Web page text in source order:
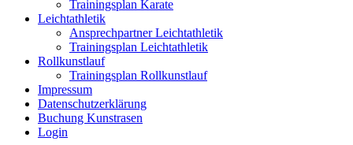
Trainingsplan Karate
Leichtathletik
Ansprechpartner Leichtathletik
Trainingsplan Leichtathletik
Rollkunstlauf
Trainingsplan Rollkunstlauf
Impressum
Datenschutzerklärung
Buchung Kunstrasen
Login